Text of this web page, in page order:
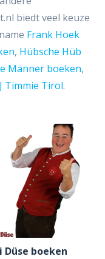
biedt veel keuze
Frank Hoek
, Hübsche Hüb
Männer boeken,
Timmie Tirol.
Düse boeken